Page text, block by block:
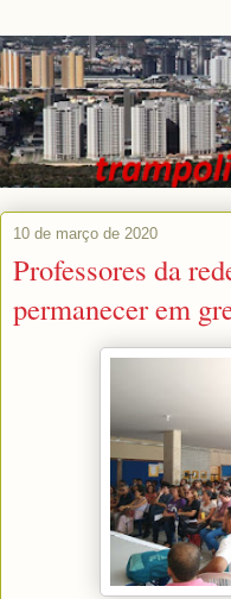
10 de março de 2020
Professores da
permanecer em